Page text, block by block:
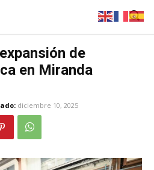
de
en Miranda
diciembre 10, 2025